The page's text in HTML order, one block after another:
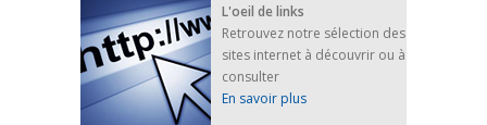
L'oeil de links
Retrouvez notre sélection des
sites internet à découvrir ou à
consulter
En savoir plus